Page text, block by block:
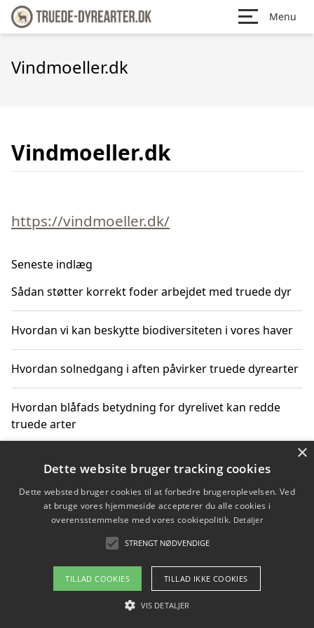
Menu
Vindmoeller.dk
Vindmoeller.dk
https://vindmoeller.dk/
Seneste indlæg
Sådan støtter korrekt foder arbejdet med truede dyr
Hvordan vi kan beskytte biodiversiteten i vores haver
Hvordan solnedgang i aften påvirker truede dyrearter
Hvordan blåfads betydning for dyrelivet kan redde
truede arter
Hvordan kan gaver til unge voksne støtte bevarelsen
Copyright 2026 - Pilanto Aps
Om / kontakt
Blog Betingelser
×
Dette website bruger tracking cookies
Dette websted bruger cookies til at forbedre brugeroplevelsen. Ved
at bruge vores hjemmeside accepterer du alle cookies i
overensstemmelse med vores cookiepolitik. Detaljer
STRENGT NØDVENDIGE
TILLAD COOKIES TILLAD IKKE COOKIES
VIS DETALJER